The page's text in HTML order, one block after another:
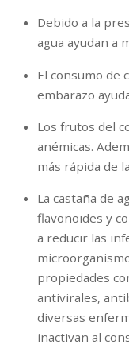
Debido a la
agua ayudan a
El consumo de
embarazo
Los frutos del
anémicas.
más rápida de
La castaña de
flavonoides y
a reducir las
propiedades
antivirales,
diversas
inactivan al